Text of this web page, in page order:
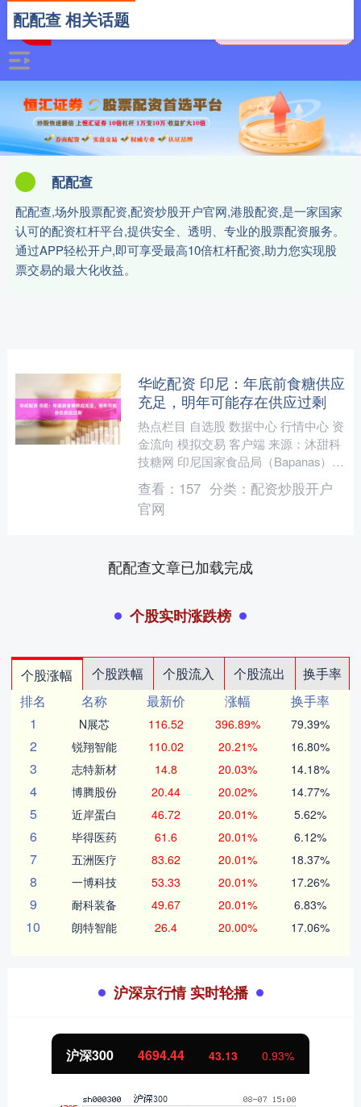
配配查
配配查,场外股票配资,配资炒股开户官网,港股配资,是一家国家
认可的配资杠杆平台,提供安全、透明、专业的股票配资服务。
通过APP轻松开户,即可享受最高10倍杠杆配资,助力您实现股
票交易的最大化收益。
配配查 相关话题
华屹配资 印尼：年底前食糖供应
充足，明年可能存在供应过剩
热点栏目 自选股 数据中心 行情中心 资
金流向 模拟交易 客户端 来源：沐甜科
技糖网 印尼国家食品局（Bapanas）保
证，在圣诞节和新年或年底假期之前，
消费者....
查看： 157 分类： 配资炒股开户
官网
配配查文章已加载完成
个股实时涨跌榜
个股涨幅 个股跌幅 个股流入 个股流出
换手率
排名
名称 最新价 涨幅
换手率
1
N展芯 116.52 396.89% 79.39%
2 锐翔智能 110.02 20.21% 16.80%
3 志特新材 14.8 20.03% 14.18%
4 博腾股份 20.44 20.02% 14.77%
5 近岸蛋白 46.72 20.01% 5.62%
6 毕得医药 61.6 20.01% 6.12%
7 五洲医疗 83.62 20.01% 18.37%
8 一博科技 53.33 20.01% 17.26%
9 耐科装备 49.67 20.01% 6.83%
10 朗特智能 26.4 20.00% 17.06%
沪深京行情 实时轮播
沪深300 4694.44 43.13 0.93%